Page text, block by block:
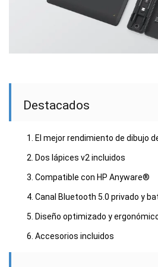
Destacados
El mejor rendimiento de dibujo
Dos lápices v2 incluidos
Compatible con HP Anyware®
Canal Bluetooth 5.0 privado y
Diseño optimizado y
Accesorios incluidos